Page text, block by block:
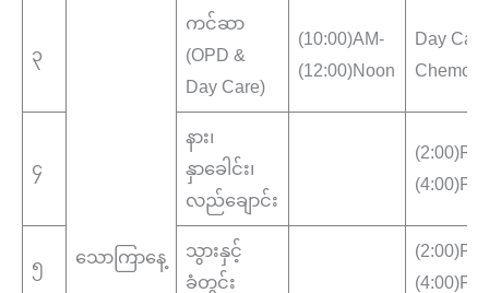
သောကြာနေ့
၃
ကင်ဆာ
(OPD &
Day Care)
(10:00)AM-
(12:00)Noon
Day Care
၄
နား၊
နှာခေါင်း၊
လည်ချောင်း
(4:00)PM
၅
သွားနှင့်
ခံတွင်း
(4:00)PM